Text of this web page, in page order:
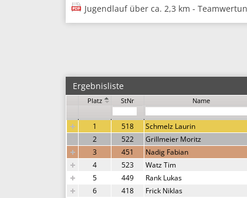
Jugendlauf über ca. 2,3 km -
Ergebnisliste
Platz
StNr Name
1 518 Schmelz Laurin
2
522 Grillmeier Moritz
3
451 Nadig Fabian
4
523 Watz Tim
5
449 Rank Lukas
6
418 Frick Niklas